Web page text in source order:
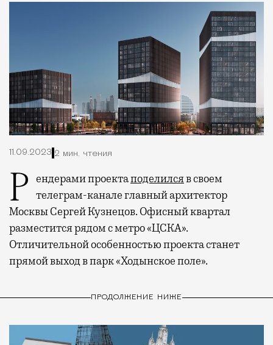
11.09.2023 2 мин. чтения
Рендерами проектаподелилсяв своем
телеграм-канале главный архитектор
Москвы Сергей Кузнецов. Офисный квартал
разместится рядом с метро «ЦСКА».
Отличительной особенностью проекта станет
прямой выход в парк «Ходынское поле».
ПРОДОЛЖЕНИЕ НИЖЕ